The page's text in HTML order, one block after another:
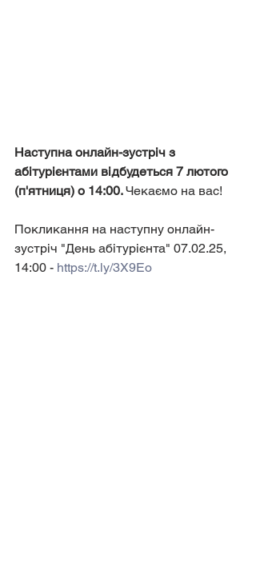
Наступна онлайн-зустріч з
абітурієнтами відбудеться 7 лютого
(п'ятниця) о 14:00. Чекаємо на вас!
Покликання на наступну онлайн-
зустріч "День абітурієнта" 07.02.25,
14:00 - https://t.ly/3X9Eo